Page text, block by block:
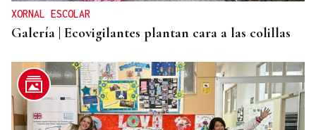
XORNAL ESCOLAR
Galería | Ecovigilantes plantan cara a las colillas